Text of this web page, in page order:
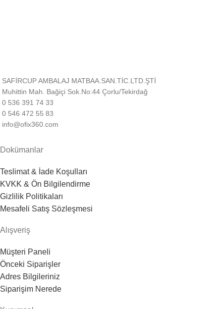
SAFİRCUP AMBALAJ MATBAA.SAN.TİC.LTD.ŞTİ
Muhittin Mah. Bağiçi Sok.No:44 Çorlu/Tekirdağ
0 536 391 74 33
0 546 472 55 83
info@ofix360.com
Dokümanlar
Teslimat & İade Koşulları
KVKK & Ön Bilgilendirme
Gizlilik Politikaları
Mesafeli Satış Sözleşmesi
Alışveriş
Müşteri Paneli
Önceki Siparişler
Adres Bilgileriniz
Siparişim Nerede